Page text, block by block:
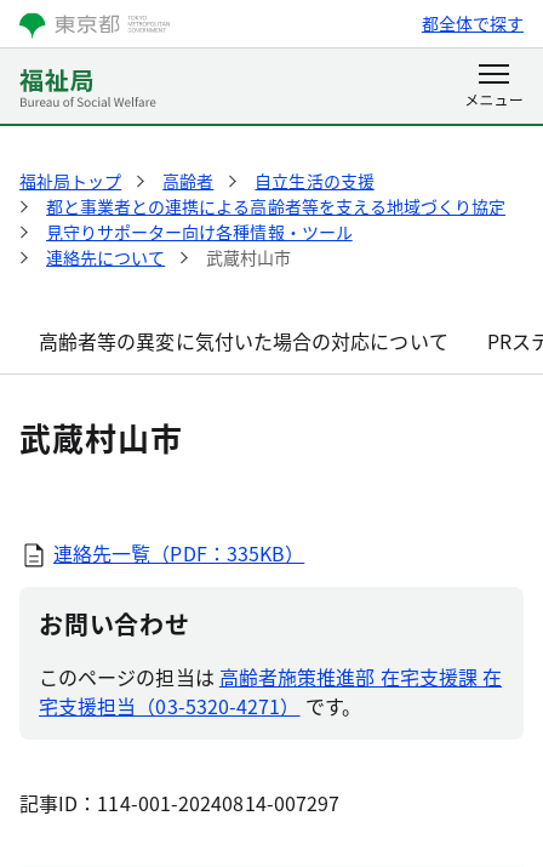
都全体で探す
福祉局トップ 高齢者
自立生活の支援
都と事業者との連携による高齢者等を支える地域づくり協定
見守りサポーター向け各種情報・ツール
連絡先について
武蔵村山市
高齢者等の異変に気付いた場合の対応について PRス
武蔵村山市
連絡先一覧（PDF：335KB）
お問い合わせ
このページの担当は 高齢者施策推進部 在宅支援課 在
宅支援担当（03-5320-4271）
です。
記事ID：114-001-20240814-007297